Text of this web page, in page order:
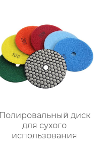
Полировальный диск
для сухого
использования